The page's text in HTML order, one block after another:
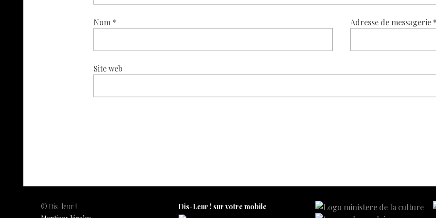
Nom * Adresse de messagerie
Site web
© Dis-leur !
Dis-Leur ! sur votre mobile